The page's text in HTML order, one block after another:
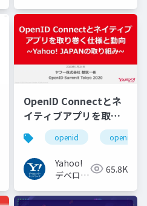
トワーク
OpenID Connectとネ
イティブアプリを取り
巻く仕様と動向 Yahoo!
JAPANの取り組み
#openid
#openid_tokyo
openid
Yahoo!
デベロッ
トワーク
65.8K